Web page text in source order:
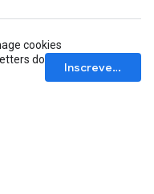
cookies
do
Inscrever-se